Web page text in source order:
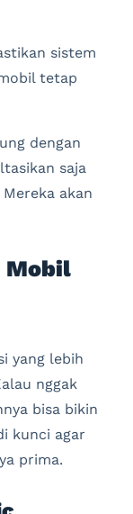
sistem
tetap
dengan
saja
akan
Mobil
yang lebih
nggak
bisa bikin
kunci agar
prima.